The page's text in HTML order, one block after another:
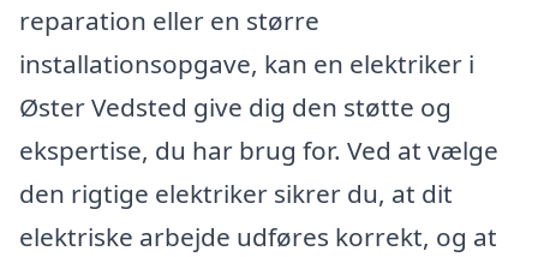
reparation eller en større
installationsopgave, kan en elektriker i
Øster Vedsted give dig den støtte og
ekspertise, du har brug for. Ved at vælge
den rigtige elektriker sikrer du, at dit
elektriske arbejde udføres korrekt, og at